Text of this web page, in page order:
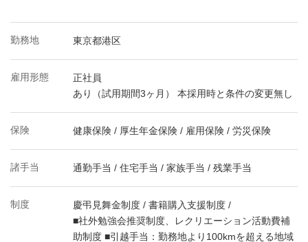
勤務地 東京都港区
雇用形態
正社員
あり（試用期間3ヶ月） 本採用時と条件の変更無し
保険 健康保険 / 厚生年金保険 / 雇用保険 / 労災保険
諸手当 通勤手当 / 住宅手当 / 家族手当 / 残業手当
制度
慶弔見舞金制度 / 書籍購入支援制度 /
■社外勉強会推奨制度、レクリエーション活動費補
助制度 ■引越手当：勤務地より100kmを超える地域